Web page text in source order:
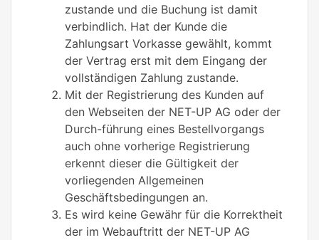
zustande und die Buchung ist damit
verbindlich. Hat der Kunde die
Zahlungsart Vorkasse gewählt, kommt
der Vertrag erst mit dem Eingang der
vollständigen Zahlung zustande.
Mit der Registrierung des Kunden auf
den Webseiten der NET-UP AG oder der
Durch-führung eines Bestellvorgangs
auch ohne vorherige Registrierung
erkennt dieser die Gültigkeit der
vorliegenden Allgemeinen
Geschäftsbedingungen an.
Es wird keine Gewähr für die Korrektheit
der im Webauftritt der NET-UP AG